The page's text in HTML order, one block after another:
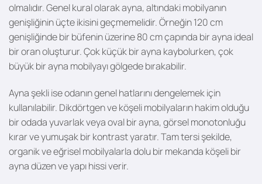
olmalıdır. Genel kural olarak ayna, altındaki mobilyanın
genişliğinin üçte ikisini geçmemelidir. Örneğin 120 cm
genişliğinde bir büfenin üzerine 80 cm çapında bir ayna ideal
bir oran oluşturur. Çok küçük bir ayna kaybolurken, çok
büyük bir ayna mobilyayı gölgede bırakabilir.
Ayna şekli ise odanın genel hatlarını dengelemek için
kullanılabilir. Dikdörtgen ve köşeli mobilyaların hakim olduğu
bir odada yuvarlak veya oval bir ayna, görsel monotonluğu
kırar ve yumuşak bir kontrast yaratır. Tam tersi şekilde,
organik ve eğrisel mobilyalarla dolu bir mekanda köşeli bir
ayna düzen ve yapı hissi verir.